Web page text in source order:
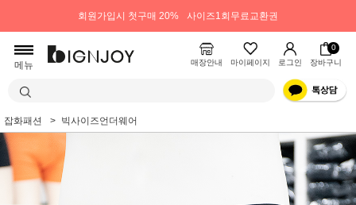
회원가입시 첫구매 20% 사이즈1회무료교환권
메뉴 매장안내 마이페이지 로그인
0
장바구니
잡화패션 빅사이즈언더웨어